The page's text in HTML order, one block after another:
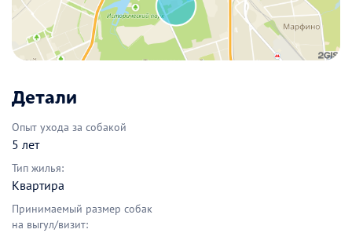
Детали
Опыт ухода за собакой
5 лет
Тип жилья:
Квартира
Принимаемый размер собак
на выгул/визит: